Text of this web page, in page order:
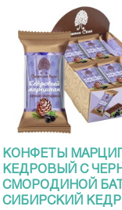
КОНФЕТЫ
КЕДРОВЫЙ С
СМОРОДИНОЙ
СИБИРСКИЙ КЕДР